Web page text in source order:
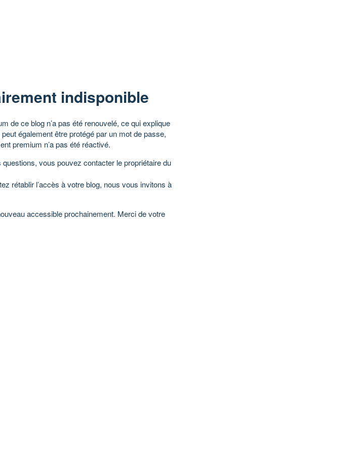
indisponible
de ce blog n’a pas été renouvelé, ce qui explique
également être protégé par un mot de passe,
premium n’a pas été réactivé.
vous pouvez contacter le propriétaire du
rétablir l’accès à votre blog, nous vous invitons à
accessible prochainement. Merci de votre